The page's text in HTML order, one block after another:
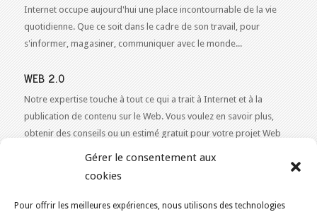
Gérer le consentement aux
cookies
Pour offrir les meilleures expériences, nous utilisons des technologies
Internet occupe aujourd'hui une place incontournable de la vie
quotidienne. Que ce soit dans le cadre de son travail, pour
s'informer, magasiner, communiquer avec le monde...
WEB 2.0
Notre expertise touche à tout ce qui a trait à Internet et à la
publication de contenu sur le Web. Vous voulez en savoir plus,
obtenir des conseils ou un estimé gratuit pour votre projet Web